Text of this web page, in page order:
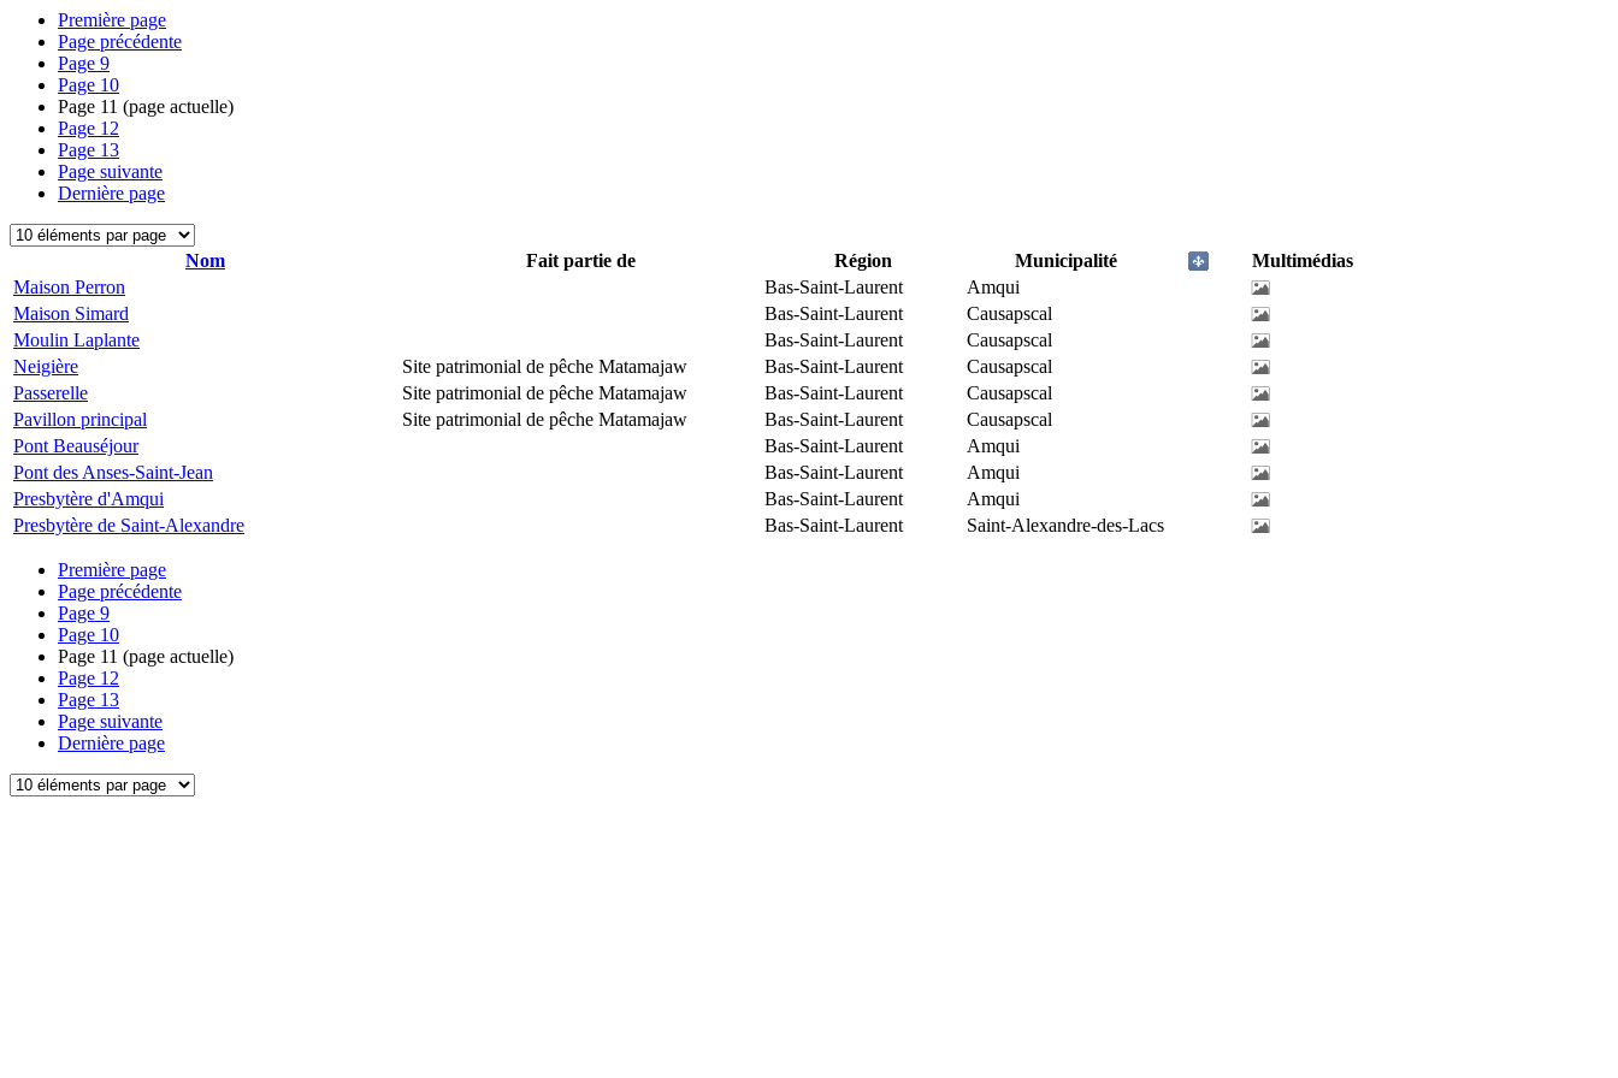
Première page
Page précédente
Page 9
Page 10
Page 11 (page actuelle)
Page 12
Page 13
Page suivante
Dernière page
Nom Fait partie de Région Municipalité
Multimédias
Maison Perron
Bas-Saint-Laurent
Amqui
Maison Simard
Bas-Saint-Laurent
Causapscal
Moulin Laplante
Bas-Saint-Laurent
Causapscal
Neigière
Site patrimonial de pêche Matamajaw Bas-Saint-Laurent
Causapscal
Passerelle
Site patrimonial de pêche Matamajaw Bas-Saint-Laurent
Causapscal
Pavillon principal
Site patrimonial de pêche Matamajaw Bas-Saint-Laurent
Causapscal
Pont Beauséjour
Bas-Saint-Laurent
Amqui
Pont des Anses-Saint-Jean
Bas-Saint-Laurent
Amqui
Presbytère d'Amqui
Bas-Saint-Laurent
Amqui
Presbytère de Saint-Alexandre
Bas-Saint-Laurent Saint-Alexandre-des-Lacs
Première page
Page précédente
Page 9
Page 10
Page 11 (page actuelle)
Page 12
Page 13
Page suivante
Dernière page